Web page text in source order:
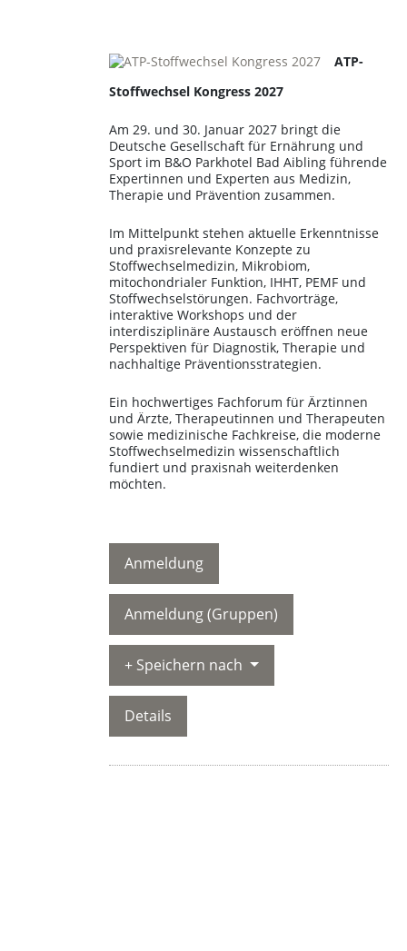
ATP-
Stoffwechsel Kongress 2027
Am 29. und 30. Januar 2027 bringt die
Deutsche Gesellschaft für Ernährung und
Sport im B&O Parkhotel Bad Aibling führende
Expertinnen und Experten aus Medizin,
Therapie und Prävention zusammen.
Im Mittelpunkt stehen aktuelle Erkenntnisse
und praxisrelevante Konzepte zu
Stoffwechselmedizin, Mikrobiom,
mitochondrialer Funktion, IHHT, PEMF und
Stoffwechselstörungen. Fachvorträge,
interaktive Workshops und der
interdisziplinäre Austausch eröffnen neue
Perspektiven für Diagnostik, Therapie und
nachhaltige Präventionsstrategien.
Ein hochwertiges Fachforum für Ärztinnen
und Ärzte, Therapeutinnen und Therapeuten
sowie medizinische Fachkreise, die moderne
Stoffwechselmedizin wissenschaftlich
fundiert und praxisnah weiterdenken
möchten.
Anmeldung
Anmeldung (Gruppen)
Speichern nach
Details